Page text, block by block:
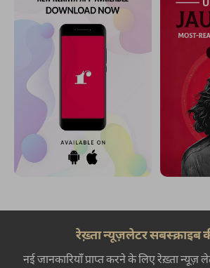
रेख़्ता न्यूज़लेटर सबस्क्राइब
नई जानकारियाँ प्राप्त करने के लिए रेख़्ता न्यूज़